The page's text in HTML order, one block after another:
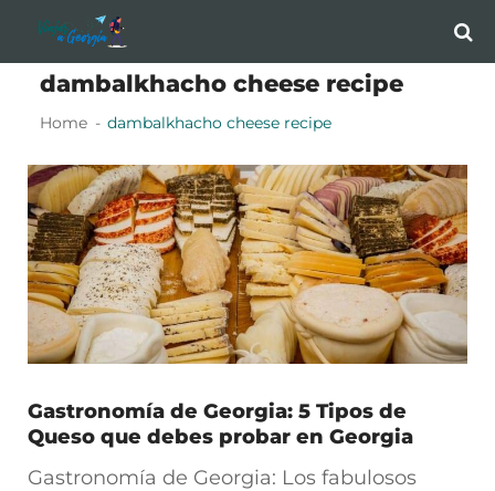
Skip
to
navigation
Skip
to
content
dambalkhacho cheese recipe
Home dambalkhacho cheese recipe
Gastronomía de Georgia: 5 Tipos de
Queso que debes probar en Georgia
Gastronomía de Georgia: Los fabulosos